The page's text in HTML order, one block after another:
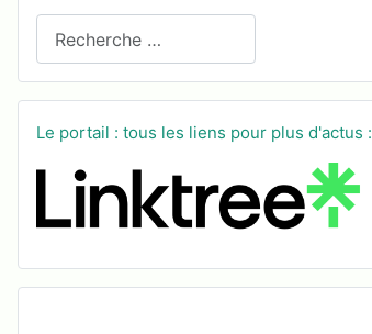
Le portail : tous les liens pour plus d'actus :